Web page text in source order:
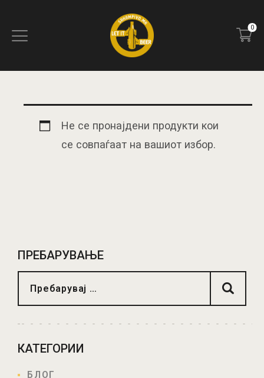
0
КОНТАКТ
Не се пронајдени продукти кои
се совпаѓаат на вашиот избор.
ПРЕБАРУВАЊЕ
КАТЕГОРИИ
БЛОГ